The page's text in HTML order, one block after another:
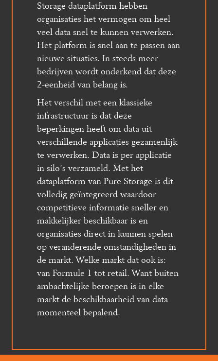
Storage dataplatform hebben
organisaties het vermogen om heel
veel data snel te kunnen verwerken.
Het platform is snel aan te passen aan
nieuwe situaties. In steeds meer
bedrijven wordt onderkend dat deze
2-eenheid van belang is.
Het verschil met een klassieke
infrastructuur is dat deze
beperkingen heeft om data uit
verschillende applicaties gezamenlijk
te verwerken. Data is per applicatie
in silo’s verzameld. Met het
dataplatform van Pure Storage is dit
volledig geïntegreerd waardoor
competitieve informatie sneller en
makkelijker beschikbaar is en
organisaties direct in kunnen spelen
op veranderende omstandigheden in
de markt. Welke markt dat ook is:
van Formule 1 tot retail. Want buiten
ambachtelijke beroepen is in elke
markt de beschikbaarheid van data
momenteel bepalend.